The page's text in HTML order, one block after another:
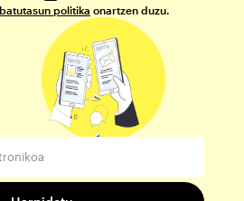
politika onartzen duzu.